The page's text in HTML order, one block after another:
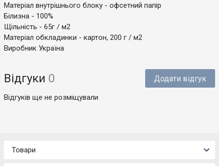
Матеріал внутрішнього блоку - офсетний папір
Білизна - 100%
Щільність - 65г / м2
Матеріал обкладинки - картон, 200 г / м2
Виробник Україна
Відгуки 0 Додати відгук
Відгуків ще не розміщували
Товари